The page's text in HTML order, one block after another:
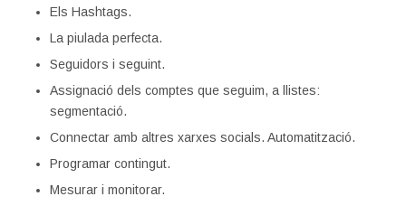
Els Hashtags.
La piulada perfecta.
Seguidors i seguint.
Assignació dels comptes que seguim, a llistes:
segmentació.
Connectar amb altres xarxes socials. Automatització.
Programar contingut.
Mesurar i monitorar.